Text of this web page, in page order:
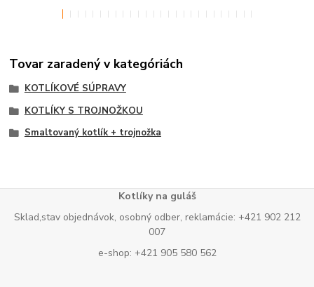
Tovar zaradený v kategóriách
KOTLÍKOVÉ SÚPRAVY
KOTLÍKY S TROJNOŽKOU
Smaltovaný kotlík + trojnožka
Kotlíky na guláš
Sklad,stav objednávok, osobný odber, reklamácie: +421 902 212
007
e-shop: +421 905 580 562